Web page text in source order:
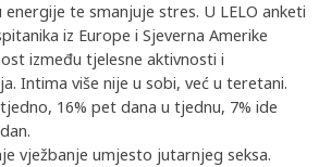
te smanjuje stres. U LELO anketi
iz Europe i Sjeverna Amerike
između tjelesne aktivnosti i
Intima više nije u sobi, već u teretani.
16% pet dana u tjednu, 7% ide
vježbanje umjesto jutarnjeg seksa.